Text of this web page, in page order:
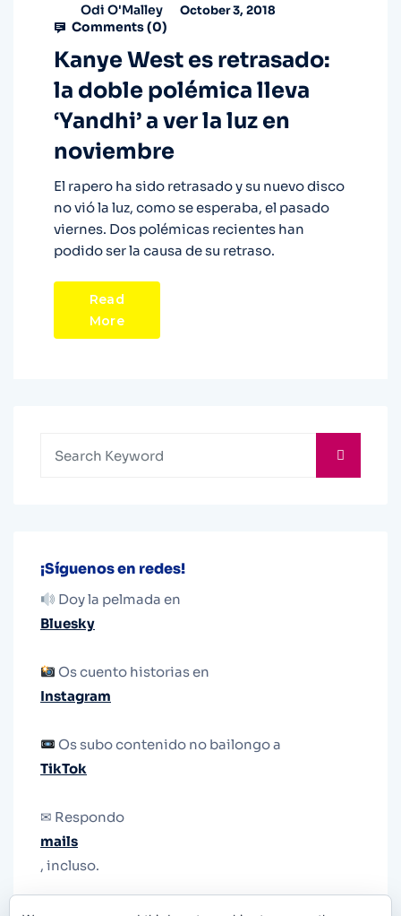
Odi O'Malley October 3, 2018
Comments (0)
Kanye West es retrasado:
la doble polémica lleva
‘Yandhi’ a ver la luz en
noviembre
El rapero ha sido retrasado y su nuevo disco
no vió la luz, como se esperaba, el pasado
viernes. Dos polémicas recientes han
podido ser la causa de su retraso.
Read
More
¡Síguenos en redes!
Doy la pelmada en
Bluesky
Os cuento historias en
Instagram
Os subo contenido no bailongo a
TikTok
✉ Respondo
mails
, incluso.